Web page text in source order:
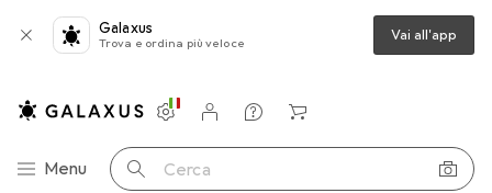
Galaxus
Trova e ordina più veloce Vai all'app
Categoria Navigazione
Menu Cerca
Impostazioni
Conto cliente
Liste di confronto
Liste dei desideri
Carrello